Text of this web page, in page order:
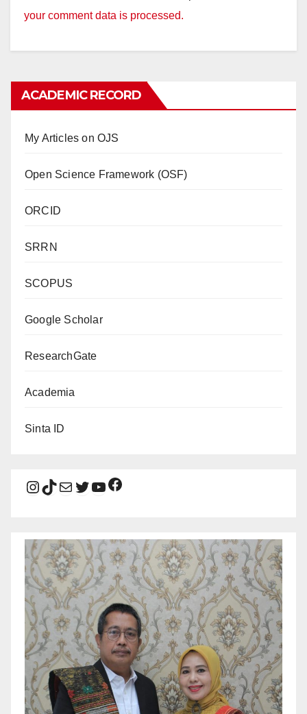
your comment data is processed.
ACADEMIC RECORD
My Articles on OJS
Open Science Framework (OSF)
ORCID
SRRN
SCOPUS
Google Scholar
ResearchGate
Academia
Sinta ID
Instagram
TikTok
MailTwitter
YouTube
Facebook